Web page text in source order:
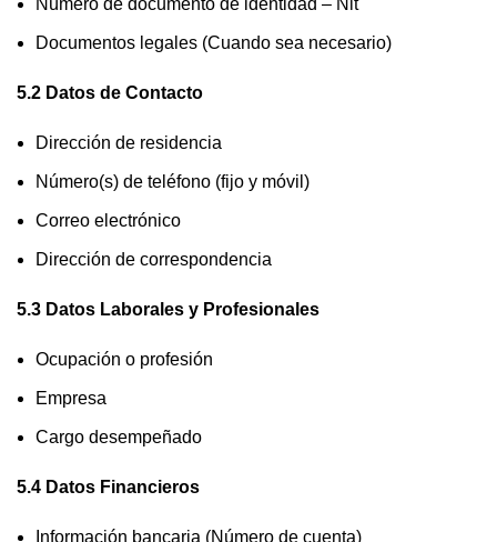
Número de documento de identidad – Nit
Documentos legales (Cuando sea necesario)
5.2 Datos de Contacto
Dirección de residencia
Número(s) de teléfono (fijo y móvil)
Correo electrónico
Dirección de correspondencia
5.3 Datos Laborales y Profesionales
Ocupación o profesión
Empresa
Cargo desempeñado
5.4 Datos Financieros
Información bancaria (Número de cuenta)